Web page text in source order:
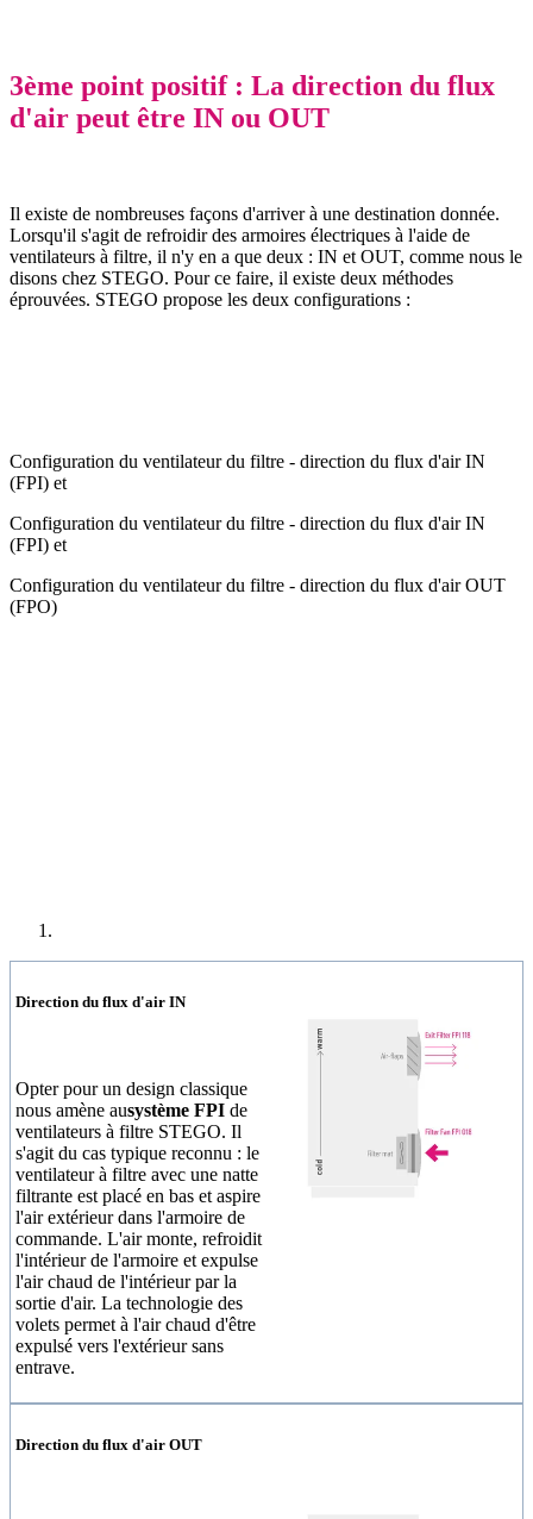
3ème point positif : La direction du flux
d'air peut être IN ou OUT
Il existe de nombreuses façons d'arriver à une destination donnée.
Lorsqu'il s'agit de refroidir des armoires électriques à l'aide de
ventilateurs à filtre, il n'y en a que deux : IN et OUT, comme nous le
disons chez STEGO. Pour ce faire, il existe deux méthodes
éprouvées. STEGO propose les deux configurations :
Configuration du ventilateur du filtre - direction du flux d'air IN
(FPI) et
Configuration du ventilateur du filtre - direction du flux d'air IN
(FPI) et
Configuration du ventilateur du filtre - direction du flux d'air OUT
(FPO)
Direction du flux d'air IN
Opter pour un design classique
nous amène ausystème FPI de
ventilateurs à filtre STEGO. Il
s'agit du cas typique reconnu : le
ventilateur à filtre avec une natte
filtrante est placé en bas et aspire
l'air extérieur dans l'armoire de
commande. L'air monte, refroidit
l'intérieur de l'armoire et expulse
l'air chaud de l'intérieur par la
sortie d'air. La technologie des
volets permet à l'air chaud d'être
expulsé vers l'extérieur sans
entrave.
Direction du flux d'air OUT